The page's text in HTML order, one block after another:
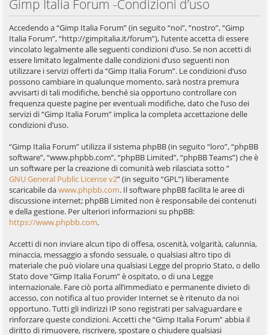
Gimp Italia Forum -Condizioni d’uso
Accedendo a “Gimp Italia Forum” (in seguito “noi”, “nostro”, “Gimp
Italia Forum”, “http://gimpitalia.it/forum”), l’utente accetta di essere
vincolato legalmente alle seguenti condizioni d’uso. Se non accetti di
essere limitato legalmente dalle condizioni d’uso seguenti non
utilizzare i servizi offerti da “Gimp Italia Forum”. Le condizioni d’uso
possono cambiare in qualunque momento, sarà nostra premura
avvisarti di tali modifiche, benché sia opportuno controllare con
frequenza queste pagine per eventuali modifiche, dato che l’uso dei
servizi di “Gimp Italia Forum” implica la completa accettazione delle
condizioni d’uso.
“Gimp Italia Forum” utilizza il sistema phpBB (in seguito “loro”, “phpBB
software”, “www.phpbb.com”, “phpBB Limited”, “phpBB Teams”) che è
un software per la creazione di comunità web rilasciata sotto “
GNU General Public License v2” (in seguito “GPL”) liberamente
scaricabile dawww.phpbb.com. Il software phpBB facilita le aree di
discussione internet; phpBB Limited non è responsabile dei contenuti
e della gestione. Per ulteriori informazioni su phpBB:
https://www.phpbb.com.
Accetti di non inviare alcun tipo di offesa, oscenità, volgarità, calunnia,
minaccia, messaggio a sfondo sessuale, o qualsiasi altro tipo di
materiale che può violare una qualsiasi Legge del proprio Stato, o dello
Stato dove “Gimp Italia Forum” è ospitato, o di una Legge
internazionale. Fare ciò porta all’immediato e permanente divieto di
accesso, con notifica al tuo provider Internet se è ritenuto da noi
opportuno. Tutti gli indirizzi IP sono registrati per salvaguardare e
rinforzare queste condizioni. Accetti che “Gimp Italia Forum” abbia il
diritto di rimuovere, riscrivere, spostare o chiudere qualsiasi